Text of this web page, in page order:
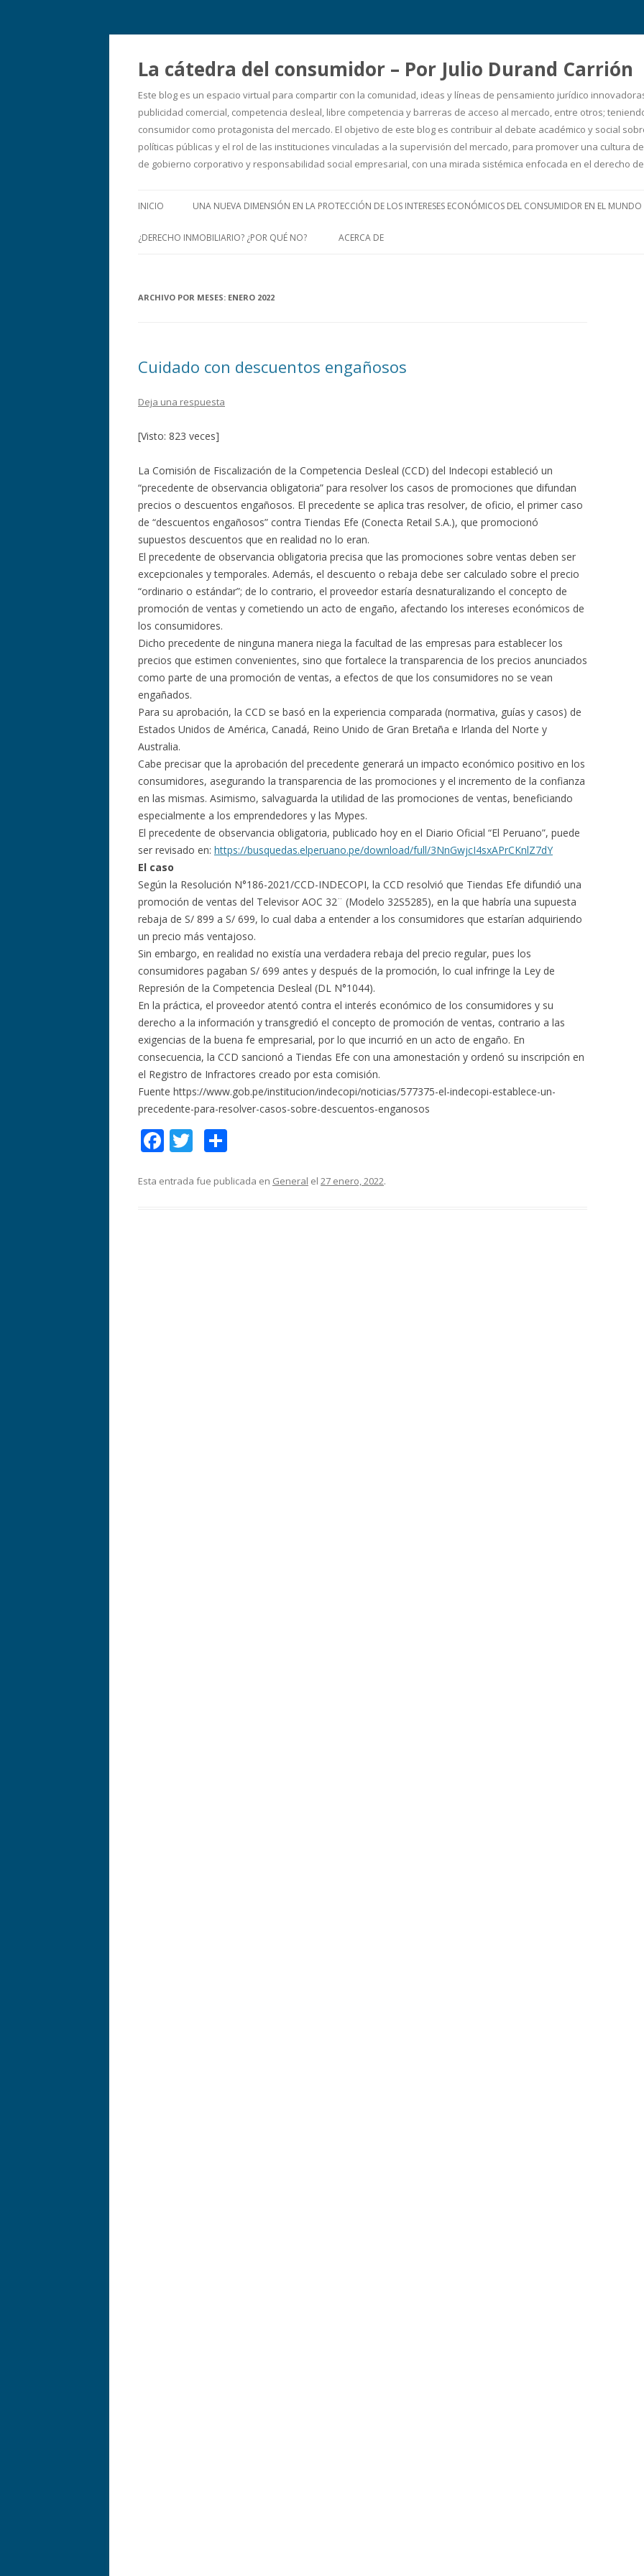
La cátedra del consumidor – Por Julio Durand Carrión
Este blog es un espacio virtual para compartir con la comunidad, ideas y líneas de pensamiento jurídico
publicidad comercial, competencia desleal, libre competencia y barreras de acceso al mercado, entre otros;
consumidor como protagonista del mercado. El objetivo de este blog es contribuir al debate académico y social
políticas públicas y el rol de las instituciones vinculadas a la supervisión del mercado, para promover una cultura
de gobierno corporativo y responsabilidad social empresarial, con una mirada sistémica enfocada en el derecho
al
INICIO UNA NUEVA DIMENSIÓN EN LA PROTECCIÓN DE LOS INTERESES ECONÓMICOS DEL CONSUMIDOR EN EL
¿DERECHO INMOBILIARIO? ¿POR QUÉ NO? ACERCA DE
ARCHIVO POR MESES: ENERO 2022
Cuidado con descuentos engañosos
Deja una respuesta
[Visto: 823 veces]
La Comisión de Fiscalización de la Competencia Desleal (CCD) del Indecopi estableció un
“precedente de observancia obligatoria” para resolver los casos de promociones que difundan
precios o descuentos engañosos. El precedente se aplica tras resolver, de oficio, el primer caso
de “descuentos engañosos” contra Tiendas Efe (Conecta Retail S.A.), que promocionó
supuestos descuentos que en realidad no lo eran.
El precedente de observancia obligatoria precisa que las promociones sobre ventas deben ser
excepcionales y temporales. Además, el descuento o rebaja debe ser calculado sobre el precio
“ordinario o estándar”; de lo contrario, el proveedor estaría desnaturalizando el concepto de
promoción de ventas y cometiendo un acto de engaño, afectando los intereses económicos de
los consumidores.
Dicho precedente de ninguna manera niega la facultad de las empresas para establecer los
precios que estimen convenientes, sino que fortalece la transparencia de los precios anunciados
como parte de una promoción de ventas, a efectos de que los consumidores no se vean
engañados.
Para su aprobación, la CCD se basó en la experiencia comparada (normativa, guías y casos) de
Estados Unidos de América, Canadá, Reino Unido de Gran Bretaña e Irlanda del Norte y
Australia.
Cabe precisar que la aprobación del precedente generará un impacto económico positivo en los
consumidores, asegurando la transparencia de las promociones y el incremento de la confianza
en las mismas. Asimismo, salvaguarda la utilidad de las promociones de ventas, beneficiando
especialmente a los emprendedores y las Mypes.
El precedente de observancia obligatoria, publicado hoy en el Diario Oficial “El Peruano”, puede
ser revisado en: https://busquedas.elperuano.pe/download/full/3NnGwjcI4sxAPrCKnlZ7dY
El caso
Según la Resolución N°186-2021/CCD-INDECOPI, la CCD resolvió que Tiendas Efe difundió una
promoción de ventas del Televisor AOC 32¨ (Modelo 32S5285), en la que habría una supuesta
rebaja de S/ 899 a S/ 699, lo cual daba a entender a los consumidores que estarían adquiriendo
un precio más ventajoso.
Sin embargo, en realidad no existía una verdadera rebaja del precio regular, pues los
consumidores pagaban S/ 699 antes y después de la promoción, lo cual infringe la Ley de
Represión de la Competencia Desleal (DL N°1044).
En la práctica, el proveedor atentó contra el interés económico de los consumidores y su
derecho a la información y transgredió el concepto de promoción de ventas, contrario a las
exigencias de la buena fe empresarial, por lo que incurrió en un acto de engaño. En
consecuencia, la CCD sancionó a Tiendas Efe con una amonestación y ordenó su inscripción en
el Registro de Infractores creado por esta comisión.
Fuente https://www.gob.pe/institucion/indecopi/noticias/577375-el-indecopi-establece-un-
precedente-para-resolver-casos-sobre-descuentos-enganosos
F
e
T
itt m
Esta entrada fue publicada en General el 27 enero, 2022.